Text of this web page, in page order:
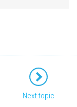
Next topic